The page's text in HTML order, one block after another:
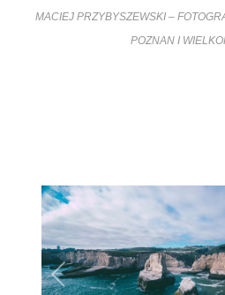
MACIEJ PRZYBYSZEWSKI –
POZNAN I